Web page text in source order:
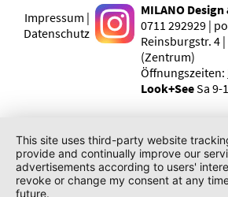
Impressum |
Datenschutz
MILANO
0711 292929 |
Reinsburgstr. 4
(Zentrum)
Öffnungszeiten:
Look+SeeSa 9-
This site uses third-party website
provide and continually improve our
advertisements according to users'
revoke or change my consent at any
future.